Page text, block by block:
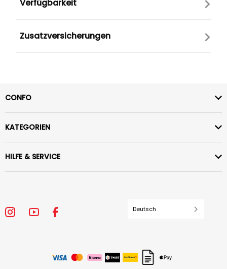
Verfügbarkeit
Zusatzversicherungen
CONFO
KATEGORIEN
HILFE & SERVICE
Deutsch